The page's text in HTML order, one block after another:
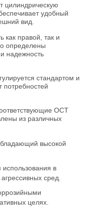
цилиндрическую
удобный
вид.
как правой, так и
определены
надежность
стандартом и
потребностей
ОСТ
из различных
высокой
в
сред.
целях.